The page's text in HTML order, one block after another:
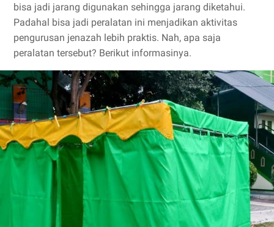
bisa jadi jarang digunakan sehingga jarang diketahui.
Padahal bisa jadi peralatan ini menjadikan aktivitas
pengurusan jenazah lebih praktis. Nah, apa saja
peralatan tersebut? Berikut informasinya.